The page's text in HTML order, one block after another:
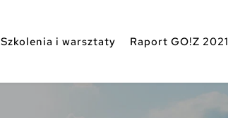
Szkolenia i warsztaty Raport GO!Z 2021